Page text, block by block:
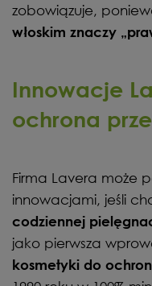
zobowiązuje,
włoskim znaczy
Innowacje
ochrona
Firma Lavera może
innowacjami, jeśli
codziennej
jako pierwsza
kosmetyki do